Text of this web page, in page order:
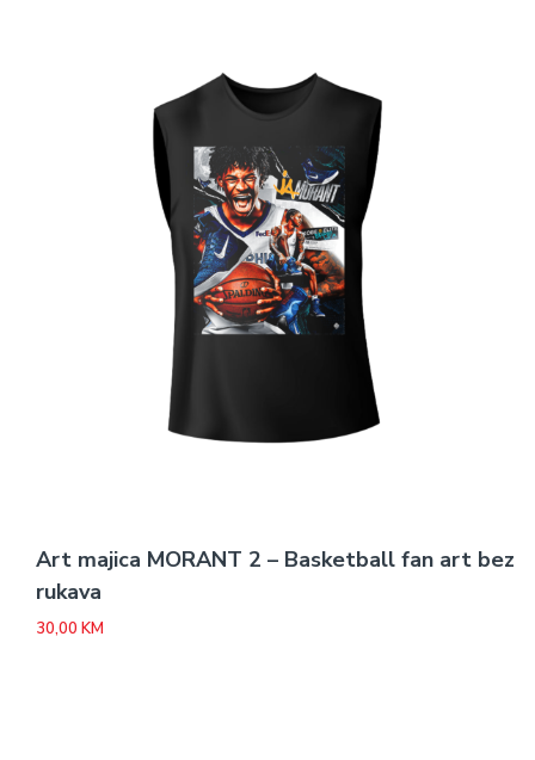
Art majica MORANT 2 – Basketball fan art bez
rukava
30,00 KM